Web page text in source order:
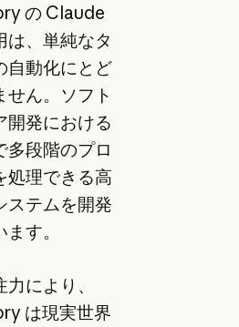
の Claude
は、単純なタ
自動化にとど
せん。ソフト
開発における
多段階のプロ
処理できる高
ステムを開発
す。
力により、
は現実世界